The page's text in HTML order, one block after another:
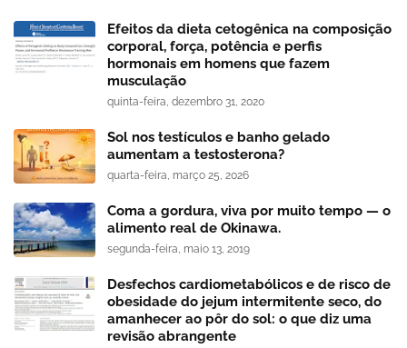
Efeitos da dieta cetogênica na composição
corporal, força, potência e perfis
hormonais em homens que fazem
musculação
quinta-feira, dezembro 31, 2020
Sol nos testículos e banho gelado
aumentam a testosterona?
quarta-feira, março 25, 2026
Coma a gordura, viva por muito tempo — o
alimento real de Okinawa.
segunda-feira, maio 13, 2019
Desfechos cardiometabólicos e de risco de
obesidade do jejum intermitente seco, do
amanhecer ao pôr do sol: o que diz uma
revisão abrangente